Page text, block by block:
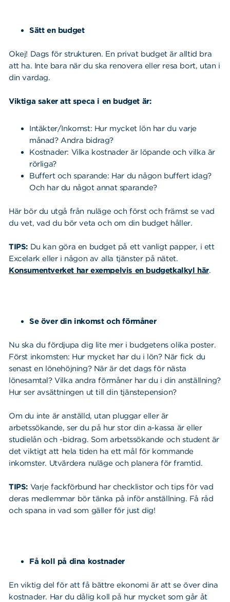
Sätt en budget
Okej! Dags för strukturen. En privat budget är alltid bra
att ha. Inte bara när du ska renovera eller resa bort, utan i
din vardag.
Viktiga saker att speca i en budget är:
Intäkter/Inkomst: Hur mycket lön har du varje
månad? Andra bidrag?
Kostnader: Vilka kostnader är löpande och vilka är
rörliga?
Buffert och sparande: Har du någon buffert idag?
Och har du något annat sparande?
Här bör du utgå från nuläge och först och främst se vad
du vet, vad du bör veta och om din budget håller.
TIPS: Du kan göra en budget på ett vanligt papper, i ett
Excelark eller i någon av alla tjänster på nätet.
Konsumentverket har exempelvis en budgetkalkyl här.
Se över din inkomst och förmåner
Nu ska du fördjupa dig lite mer i budgetens olika poster.
Först inkomsten: Hur mycket har du i lön? När fick du
senast en lönehöjning? När är det dags för nästa
lönesamtal? Vilka andra förmåner har du i din anställning?
Hur ser avsättningen ut till din tjänstepension?
Om du inte är anställd, utan pluggar eller är
arbetssökande, ser du på hur stor din a-kassa är eller
studielån och -bidrag. Som arbetssökande och student är
det viktigt att hela tiden ha ett mål för kommande
inkomster. Utvärdera nuläge och planera för framtid.
TIPS: Varje fackförbund har checklistor och tips för vad
deras medlemmar bör tänka på inför anställning. Få råd
och spana in vad som gäller för just dig!
Få koll på dina kostnader
En viktig del för att få bättre ekonomi är att se över dina
kostnader. Har du dålig koll på hur mycket som går åt